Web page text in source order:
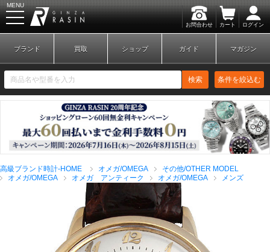
お問合わせ カート ログイン
MENU
新規会員登録 ログイン
ブランドから探す
ブランド 買取 ショップ ガイド マガジン
検索 条件を絞込む
高級ブランド時計-HOME オメガ/OMEGA
その他/OTHER MODEL
オメガ/OMEGA
オメガ アンティーク オメガ/OMEGA メンズ